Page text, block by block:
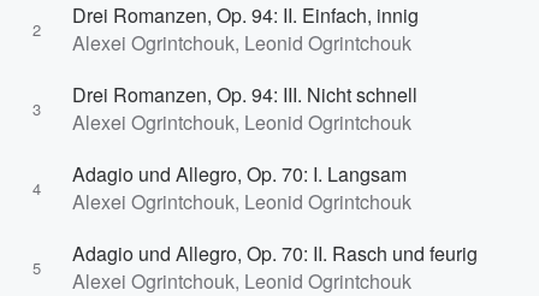
2
Drei Romanzen, Op. 94: II. Einfach, innig
Alexei Ogrintchouk, Leonid Ogrintchouk
3
Drei Romanzen, Op. 94: III. Nicht schnell
Alexei Ogrintchouk, Leonid Ogrintchouk
4
Adagio und Allegro, Op. 70: I. Langsam
Alexei Ogrintchouk, Leonid Ogrintchouk
5
Adagio und Allegro, Op. 70: II. Rasch und feurig
Alexei Ogrintchouk, Leonid Ogrintchouk